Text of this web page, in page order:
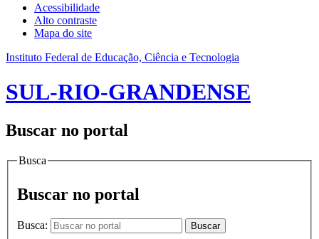
Acessibilidade
Alto contraste
Mapa do site
Instituto Federal de Educação, Ciência e Tecnologia
SUL-RIO-GRANDENSE
Buscar no portal
Busca
Buscar no portal
Busca: Buscar